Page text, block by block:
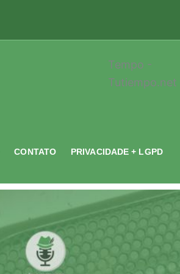
Tempo -
Tutiempo.net
CONTATO PRIVACIDADE + LGPD